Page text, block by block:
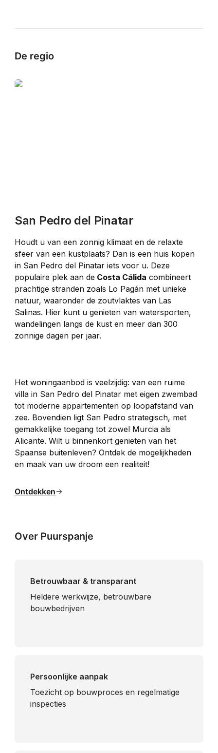
De regio
San Pedro del Pinatar
Houdt u van een zonnig klimaat en de relaxte
sfeer van een kustplaats? Dan is een huis kopen
in San Pedro del Pinatar iets voor u. Deze
populaire plek aan de Costa Cálida combineert
prachtige stranden zoals Lo Pagán met unieke
natuur, waaronder de zoutvlaktes van Las
Salinas. Hier kunt u genieten van watersporten,
wandelingen langs de kust en meer dan 300
zonnige dagen per jaar.
Het woningaanbod is veelzijdig: van een ruime
villa in San Pedro del Pinatar met eigen zwembad
tot moderne appartementen op loopafstand van
zee. Bovendien ligt San Pedro strategisch, met
gemakkelijke toegang tot zowel Murcia als
Alicante. Wilt u binnenkort genieten van het
Spaanse buitenleven? Ontdek de mogelijkheden
en maak van uw droom een realiteit!
Ontdekken
Over Puurspanje
Betrouwbaar & transparant
Heldere werkwijze, betrouwbare
bouwbedrijven
Persoonlijke aanpak
Toezicht op bouwproces en regelmatige
inspecties